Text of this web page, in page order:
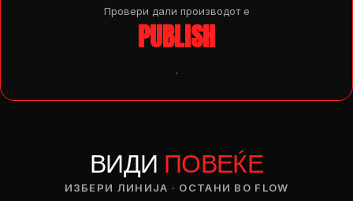
Провери дали производот e
PUBLISH
.
ВИДИ ПОВЕЌЕ
ИЗБЕРИ ЛИНИЈА · ОСТАНИ ВО FLOW